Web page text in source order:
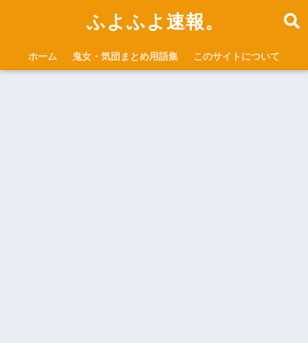
ふよふよ速報。
ホーム 鬼女・気団まとめ用語集 このサイトについて